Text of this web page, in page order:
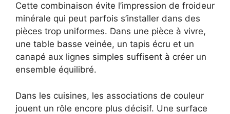
Cette combinaison évite l’impression de froideur
minérale qui peut parfois s’installer dans des
pièces trop uniformes. Dans une pièce à vivre,
une table basse veinée, un tapis écru et un
canapé aux lignes simples suffisent à créer un
ensemble équilibré.
Dans les cuisines, les associations de couleur
jouent un rôle encore plus décisif. Une surface